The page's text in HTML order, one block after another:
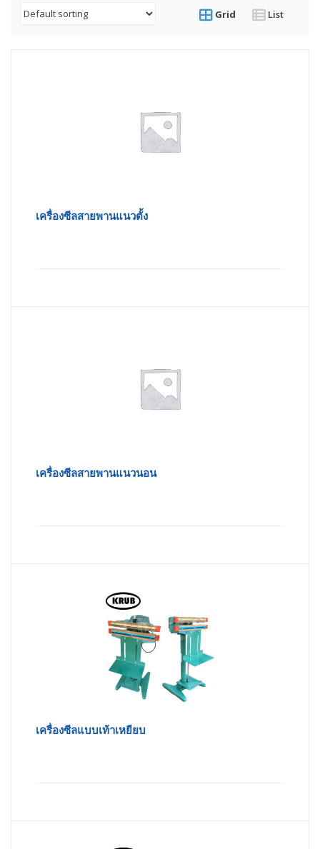
Grid List
เครื่องซีลสายพานแนวตั้ง
เครื่องซีลสายพานแนวนอน
เครื่องซีลแบบเท้าเหยียบ